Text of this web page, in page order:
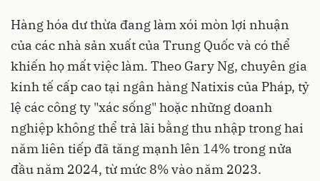
Hàng hóa dư thừa đang làm xói mòn lợi nhuận
của các nhà sản xuất của Trung Quốc và có thể
khiến họ mất việc làm. Theo Gary Ng, chuyên gia
kinh tế cấp cao tại ngân hàng Natixis của Pháp, tỷ
lệ các công ty "xác sống" hoặc những doanh
nghiệp không thể trả lãi bằng thu nhập trong hai
năm liên tiếp đã tăng mạnh lên 14% trong nửa
đầu năm 2024, từ mức 8% vào năm 2023.